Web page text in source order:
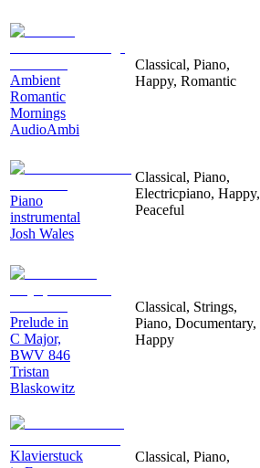
Ambient
Romantic
Mornings
AudioAmbi
Classical, Piano,
Happy, Romantic
Piano
instrumental
Josh Wales
Classical, Piano,
Electricpiano, Happy,
Peaceful
Prelude in
C Major,
BWV 846
Tristan
Blaskowitz
Classical, Strings,
Piano, Documentary,
Happy
Klavierstuck
Classical, Piano,